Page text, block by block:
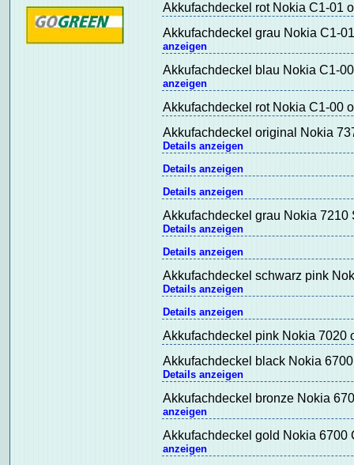
Akkufachdeckel rot Nokia C1-01
Akkufachdeckel grau Nokia C1-
anzeigen
Akkufachdeckel blau Nokia C1-
anzeigen
Akkufachdeckel rot Nokia C1-00
Akkufachdeckel original Nokia
Details anzeigen
Details anzeigen
Details anzeigen
Akkufachdeckel grau Nokia
Details anzeigen
Details anzeigen
Akkufachdeckel schwarz pink
Details anzeigen
Details anzeigen
Akkufachdeckel pink Nokia
Akkufachdeckel black Nokia
Details anzeigen
Akkufachdeckel bronze Nokia
anzeigen
Akkufachdeckel gold Nokia
anzeigen